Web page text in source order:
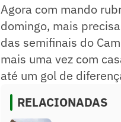
Agora com mando
domingo, mais
das semifinais do
mais uma vez com
até um gol de
RELACIONADAS